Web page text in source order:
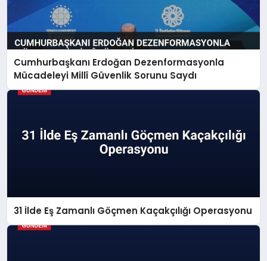
Cumhurbaşkanı Erdoğan Dezenformasyonla
Mücadeleyi Millî Güvenlik Sorunu Saydı
31 İlde Eş Zamanlı Göçmen Kaçakçılığı Operasyonu